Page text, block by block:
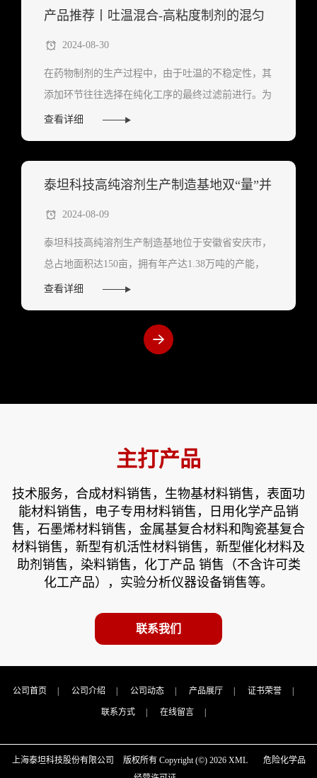
产品推荐丨吐温混合-高粘度制剂的混匀
解决方案
2024-08-30
在药物制剂的生产过程中，由于吐温的不稳定性，其
添加环节往往选择在纯化工序的最终过滤前进行。为
确保药物质量，DP的放行检测项目通常包含吐温含
查看详细
泰坦科技高纯溶剂生产制造基地双“量”并
进！2024-08-09
泰坦科技高纯溶剂生产制造基地位于安徽省安庆市，
总占地面积达150亩，拥有年产达1.38万吨的产能，
可生产产品种类近150个，主要包括液相色谱级、农
查看详细
主打产品
技术服务，合成材料销售，生物基材料销售，表面功
能材料销售，电子专用材料销售，日用化学产品销
售，石墨烯材料销售，金属基复合材料和陶瓷基复合
材料销售，新型有机活性材料销售，新型催化材料及
助剂销售，染料销售，化丁产品 销售（不含许可类
化工产品），实验分析仪器设备销售等。
联系我们
公司首页 | 公司介绍 | 公司动态 | 产品展厅 | 证书荣誉 |
联系方式 | 在线留言 |
上海泰坦科技股份有限公司 版权所有 Copyright (©) 2026 XML
危险化学品